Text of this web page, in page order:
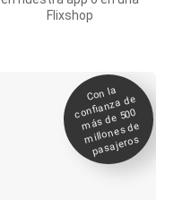
Flixshop
Con la
confianza de
más de 500
millones de
pasajeros